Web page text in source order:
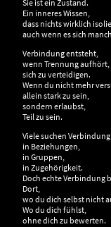
Sie ist ein Zustand.
Ein inneres Wissen,
dass nichts wirklich
auch wenn es sich
Verbindung entsteht,
wenn Trennung aufhört,
sich zu verteidigen.
Wenn du nicht mehr
allein stark zu sein,
sondern erlaubst,
Teil zu sein.
Viele suchen
in Beziehungen,
in Gruppen,
in Zugehörigkeit.
Doch echte Verbindung
Dort,
wo du dich selbst nicht
Wo du dich fühlst,
ohne dich zu bewerten.